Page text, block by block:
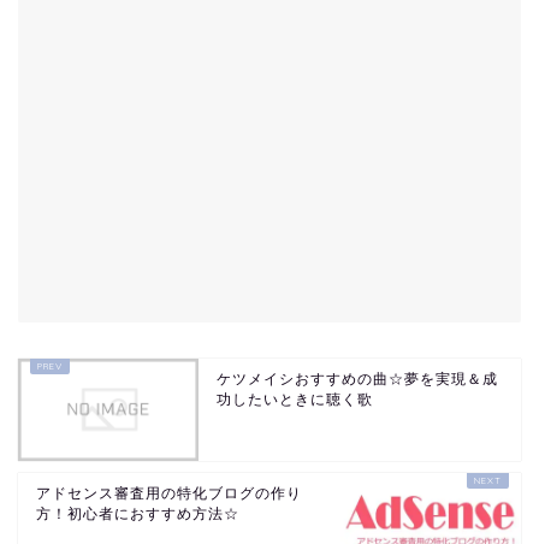
ケツメイシおすすめの曲☆夢を実現＆成
功したいときに聴く歌
アドセンス審査用の特化ブログの作り
方！初心者におすすめ方法☆